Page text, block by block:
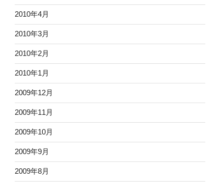
2010年4月
2010年3月
2010年2月
2010年1月
2009年12月
2009年11月
2009年10月
2009年9月
2009年8月